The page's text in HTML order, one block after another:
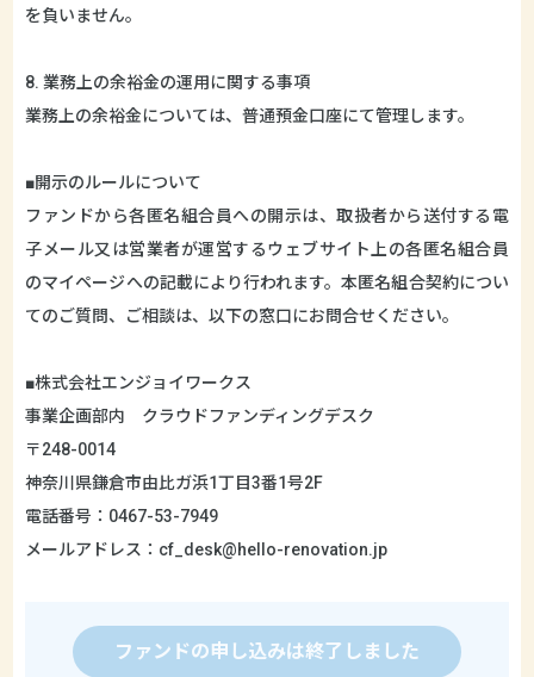
を負いません。
8. 業務上の余裕金の運用に関する事項
業務上の余裕金については、普通預金口座にて管理します。
■開示のルールについて
ファンドから各匿名組合員への開示は、取扱者から送付する電
子メール又は営業者が運営するウェブサイト上の各匿名組合員
のマイページへの記載により行われます。本匿名組合契約につい
てのご質問、ご相談は、以下の窓口にお問合せください。
■株式会社エンジョイワークス
事業企画部内 クラウドファンディングデスク
〒248-0014
神奈川県鎌倉市由比ガ浜1丁目3番1号2F
電話番号：0467-53-7949
メールアドレス：cf_desk@hello-renovation.jp
ファンドの申し込みは終了しました